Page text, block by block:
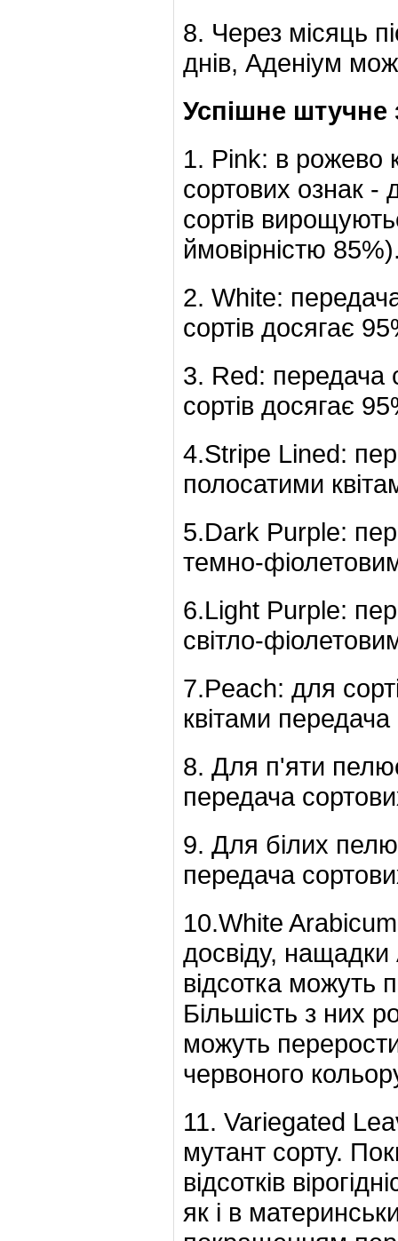
8. Через місяць
днів, Аденіум
Успішне штучне
1. Pink: в рожево
сортових ознак -
сортів
ймовірністю
2. White:
сортів досягає
3. Red: передача
сортів досягає
4.Stripe Lined:
полосатими
5.Dark Purple:
темно-
6.Light Purple:
світло-
7.Peach: для
квітами
8. Для п'яти
передача
9. Для білих
передача
10.White
досвіду, нащадки
відсотка можуть
Більшість з них
можуть
червоного
11. Variegated
мутант сорту.
відсотків
як і в